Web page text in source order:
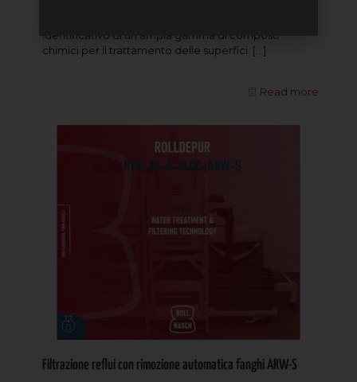
identificativo di un’ampia gamma di composti
chimici per il trattamento delle superfici. […]
Read more
Filtrazione reflui con rimozione automatica fanghi ARW-S